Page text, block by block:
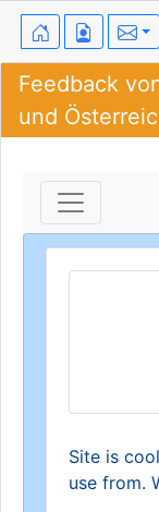
Feedback
und
Site is
use from.